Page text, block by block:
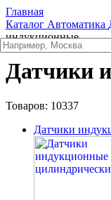
Главная
Каталог Автоматика
индукционные
Датчики
Товаров: 10337
Датчики